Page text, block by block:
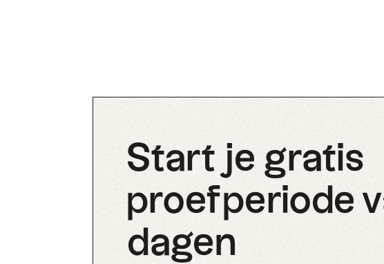
Start je gratis
proefperiode
dagen